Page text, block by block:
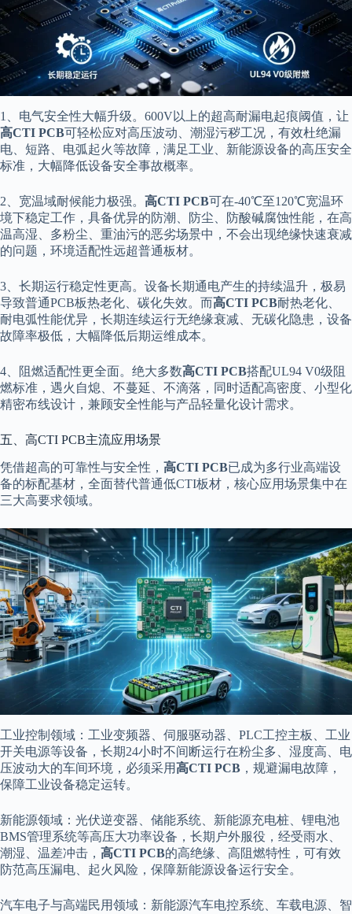
1、电气安全性大幅升级。600V以上的超高耐漏电起痕阈值，让
高CTI PCB可轻松应对高压波动、潮湿污秽工况，有效杜绝漏
电、短路、电弧起火等故障，满足工业、新能源设备的高压安全
标准，大幅降低设备安全事故概率。
2、宽温域耐候能力极强。 高CTI PCB可在-40℃至120℃宽温环
境下稳定工作，具备优异的防潮、防尘、防酸碱腐蚀性能，在高
温高湿、多粉尘、重油污的恶劣场景中，不会出现绝缘快速衰减
的问题，环境适配性远超普通板材。
3、长期运行稳定性更高。设备长期通电产生的持续温升，极易
导致普通PCB板热老化、碳化失效。而高CTI PCB耐热老化、
耐电弧性能优异，长期连续运行无绝缘衰减、无碳化隐患，设备
故障率极低，大幅降低后期运维成本。
4、阻燃适配性更全面。绝大多数高CTI PCB搭配UL94 V0级阻
燃标准，遇火自熄、不蔓延、不滴落，同时适配高密度、小型化
精密布线设计，兼顾安全性能与产品轻量化设计需求。
五、高CTI PCB主流应用场景
凭借超高的可靠性与安全性， 高CTI PCB已成为多行业高端设
备的标配基材，全面替代普通低CTI板材，核心应用场景集中在
三大高要求领域。
工业控制领域：工业变频器、伺服驱动器、PLC工控主板、工业
开关电源等设备，长期24小时不间断运行在粉尘多、湿度高、电
压波动大的车间环境，必须采用高CTI PCB ，规避漏电故障，
保障工业设备稳定运转。
新能源领域：光伏逆变器、储能系统、新能源充电桩、锂电池
BMS管理系统等高压大功率设备，长期户外服役，经受雨水、
潮湿、温差冲击， 高CTI PCB的高绝缘、高阻燃特性，可有效
防范高压漏电、起火风险，保障新能源设备运行安全。
汽车电子与高端民用领域：新能源汽车电控系统、车载电源、智